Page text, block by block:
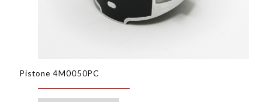
Pistone 4M0050PC